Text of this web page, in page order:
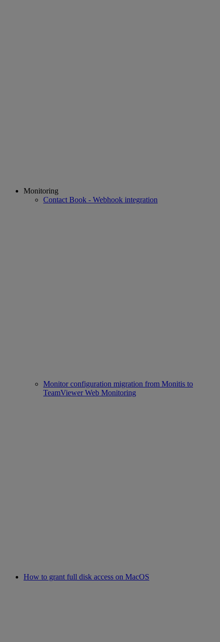
Monitoring
Contact Book - Webhook integration
Monitor configuration migration from Monitis to
TeamViewer Web Monitoring
How to grant full disk access on MacOS